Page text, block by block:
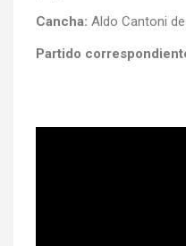
Cancha: Aldo Cantoni
Partido